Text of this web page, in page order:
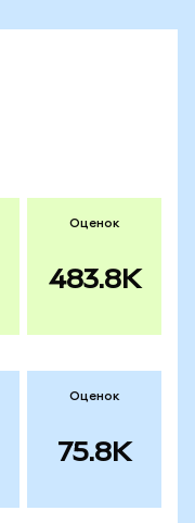
Оценок
483.8K
Оценок
75.8K